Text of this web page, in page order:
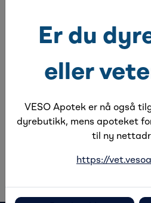
>545 kg 3 målebegere
Glukosamin HCL* – 7100mg
Methysulfonnylmetan (MSM) –
Kondroitinsulfat* – 1000mg
Hyaluronsyra (HA) – 100mg
Er du
eller
VESO Apotek er nå også
dyrebutikk, mens apoteket
til ny
https://